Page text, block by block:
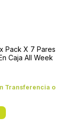
Pack X 7 Pares
Caja All Week
Transferencia o